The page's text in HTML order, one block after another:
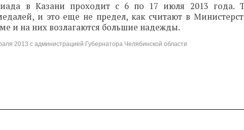
в Казани проходит с 6 по 17 июля 2013 года.
и это еще не предел, как считают в
и на них возлагаются большие надежды.
2013 с администрацией Губернатора Челябинской области